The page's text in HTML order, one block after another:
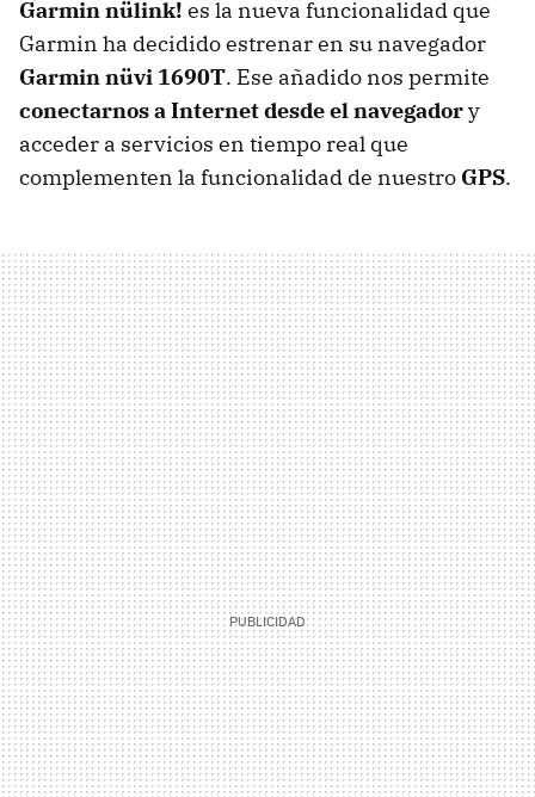
Garmin nülink! es la nueva funcionalidad que
Garmin ha decidido estrenar en su navegador
Garmin nüvi 1690T. Ese añadido nos permite
conectarnos a Internet desde el navegadory
acceder a servicios en tiempo real que
complementen la funcionalidad de nuestro GPS.